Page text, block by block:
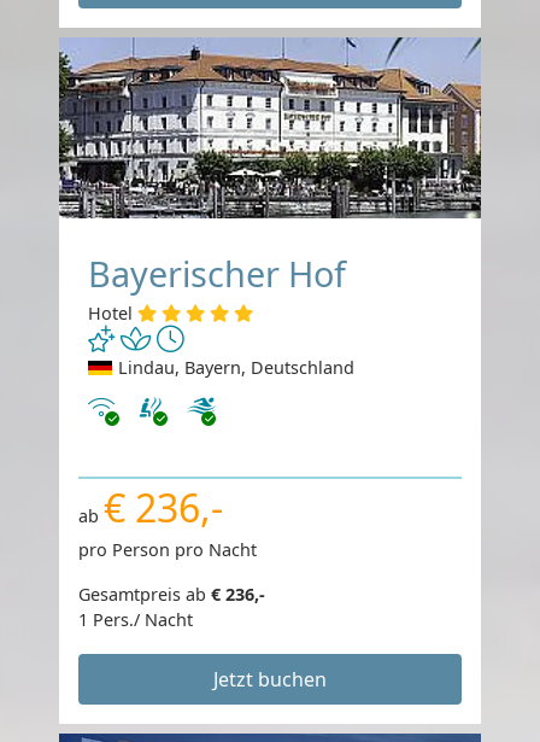
Bayerischer Hof
Hotel
Lindau, Bayern, Deutschland
Internet
ab € 236,-
pro Person pro Nacht
Gesamtpreis ab € 236,-
1 Pers./ Nacht
Jetzt buchen